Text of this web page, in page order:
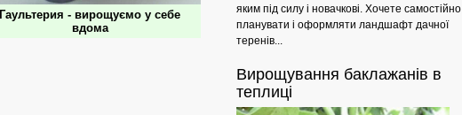
Гаультерия - вирощуємо у себе
вдома
яким під силу і новачкові. Хочете самостійно
планувати і оформляти ландшафт дачної
теренів...
Вирощування баклажанів в
теплиці